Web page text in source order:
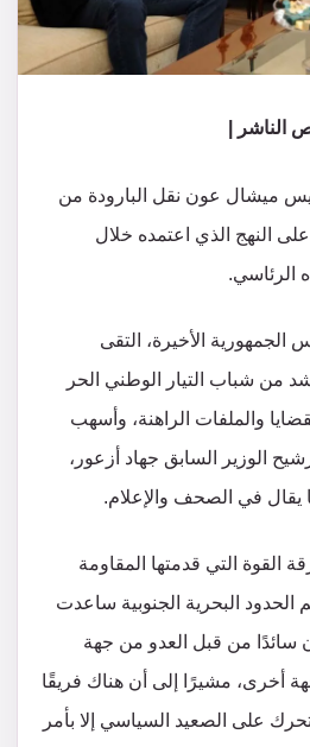
|
ميشال عون نقل البارودة من
النهج الذي اعتمده خلال
الرئاسي.
الأخيرة، التقى
من شباب التيار الوطني الحر
والملفات الراهنة، وأسهب
الوزير السابق جهاد أزعور،
يقال في الصحف والإعلام.
القوة التي قدمتها المقاومة
الحدود البحرية الجنوبية ساعدت
سائدًا من قبل العدو من جهة
أخرى، مشيرًا إلى أن هناك فريقًا
على الصعيد السياسي إلا بأمر